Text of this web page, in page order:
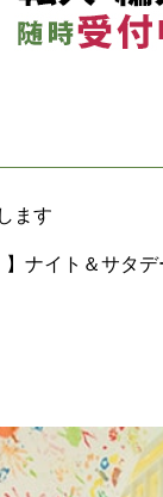
ます
】ナイト＆サタ